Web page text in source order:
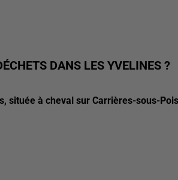
DANS LES YVELINES ?
située à cheval sur Carrières-sous-